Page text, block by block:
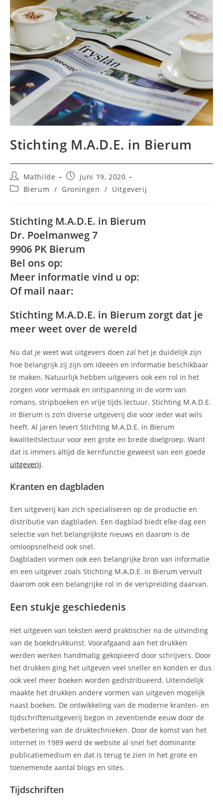
Stichting M.A.D.E. in Bierum
Bericht
auteur:
Mathilde
Bericht
gepubliceerd
op:
juni 19, 2020
Berichtcategorie:
Bierum / Groningen / Uitgeverij
Stichting M.A.D.E. in Bierum
Dr. Poelmanweg 7
9906 PK Bierum
Bel ons op:
Meer informatie vind u op:
Of mail naar:
Stichting M.A.D.E. in Bierum zorgt dat je
meer weet over de wereld
Nu dat je weet wat uitgevers doen zal het je duidelijk zijn
hoe belangrijk zij zijn om ideeën en informatie beschikbaar
te maken. Natuurlijk hebben uitgevers ook een rol in het
zorgen voor vermaak en ontspanning in de vorm van
romans, stripboeken en vrije tijds lectuur. Stichting M.A.D.E.
in Bierum is zo’n diverse uitgeverij die voor ieder wat wils
heeft. Al jaren levert Stichting M.A.D.E. in Bierum
kwaliteitslectuur voor een grote en brede doelgroep. Want
dat is immers altijd de kernfunctie geweest van een goede
uitgeverij.
Kranten en dagbladen
Een uitgeverij kan zich specialiseren op de productie en
distributie van dagbladen. Een dagblad biedt elke dag een
selectie van het belangrijkste nieuws en daarom is de
omloopsnelheid ook snel.
Dagbladen vormen ook een belangrijke bron van informatie
en een uitgever zoals Stichting M.A.D.E. in Bierum vervult
daarom ook een belangrijke rol in de verspreiding daarvan.
Een stukje geschiedenis
Het uitgeven van teksten werd praktischer na de uitvinding
van de boekdrukkunst. Voorafgaand aan het drukken
werden werken handmatig gekopieerd door schrijvers. Door
het drukken ging het uitgeven veel sneller en konden er dus
ook veel meer boeken worden gedistribueerd. Uiteindelijk
maakte het drukken andere vormen van uitgeven mogelijk
naast boeken. De ontwikkeling van de moderne kranten- en
tijdschriftenuitgeverij begon in zeventiende eeuw door de
verbetering van de druktechnieken. Door de komst van het
internet in 1989 werd de website al snel het dominante
publicatiemedium en dat is terug te zien in het grote en
toenemende aantal blogs en sites.
Tijdschriften